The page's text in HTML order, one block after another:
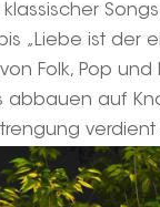
„Liebe ist der
Folk, Pop und
abbauen auf
verdient